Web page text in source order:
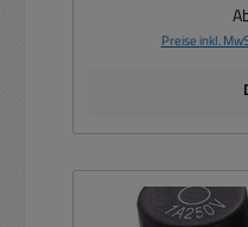
Preise inkl.